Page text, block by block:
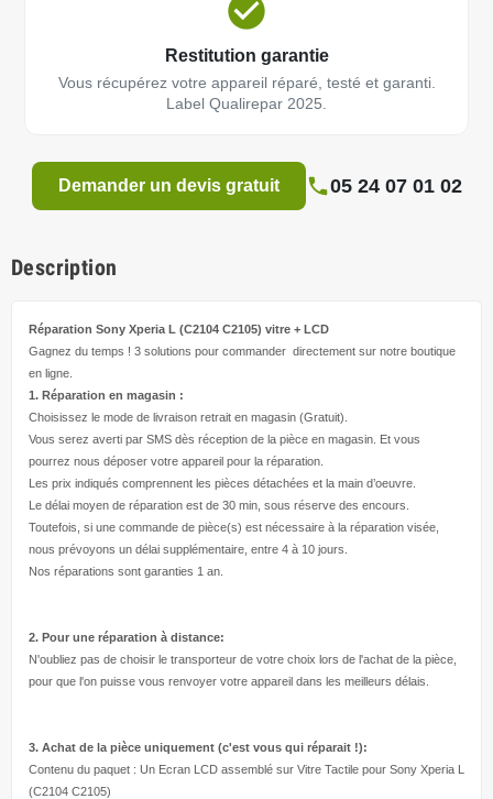
Restitution garantie
Vous récupérez votre appareil réparé, testé et garanti.
Label Qualirepar 2025.
Demander un devis gratuit 05 24 07 01 02
Description
Réparation Sony Xperia L (C2104 C2105) vitre + LCD
Gagnez du temps ! 3 solutions pour commander directement sur notre boutique
en ligne.
1. Réparation en magasin :
Choisissez le mode de livraison retrait en magasin (Gratuit).
Vous serez averti par SMS dès réception de la pièce en magasin. Et vous
pourrez nous déposer votre appareil pour la réparation.
Les prix indiqués comprennent les pièces détachées et la main d’oeuvre
Le délai moyen de réparation est de 30 min, sous réserve des encours.
Toutefois, si une commande de pièce(s) est nécessaire à la réparation visée,
nous prévoyons un délai supplémentaire, entre 4 à 10 jours.
Nos réparations sont garanties 1 an.
2. Pour une réparation à distance:
N'oubliez pas de choisir le transporteur de votre choix lors de l'achat de la pièce,
pour que l'on puisse vous renvoyer votre appareil dans les meilleurs délais.
3. Achat de la pièce uniquement (c'est vous qui réparait !):
Contenu du paquet : Un Ecran LCD assemblé sur Vitre Tactile pour Sony Xperia L
(C2104 C2105)